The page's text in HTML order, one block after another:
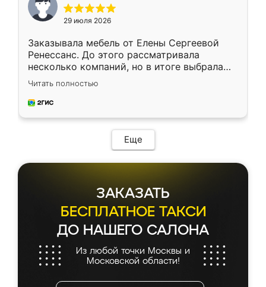
29 июля 2026
Заказывала мебель от Елены Сергеевой
Ренессанс. До этого рассматривала
несколько компаний, но в итоге выбрала
эту. Сначала обговорили условия, потом
приехал замерщик, всё спокойно объяснил
и снял размеры. Изготовили в срок, с
мебель сразу встала на свое место без
каких-либо доработок. Качеством осталась
довольна, все выглядит так, как и ожидала.
Читать полностью
Еще
ЗАКАЗАТЬ
БЕСПЛАТНОЕ ТАКСИ
ДО НАШЕГО САЛОНА
Из любой точки Москвы и
Московской области!